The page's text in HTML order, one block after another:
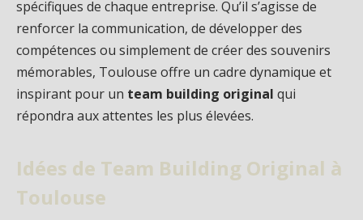
spécifiques de chaque entreprise. Qu’il s’agisse de
renforcer la communication, de développer des
compétences ou simplement de créer des souvenirs
mémorables, Toulouse offre un cadre dynamique et
inspirant pour un team building original qui
répondra aux attentes les plus élevées.
Idées de Team Building Original à
Toulouse